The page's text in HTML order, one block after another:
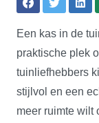
Een kas in de
praktische plek
tuinliefhebbers
stijlvol en een
meer ruimte wilt